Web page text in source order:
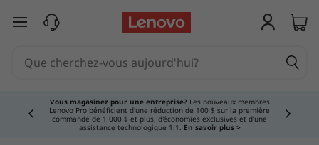
passer au contenu principal
Vous magasinez pour une entreprise?Les nouveaux membres
Lenovo Pro bénéficient d'une réduction de 100 $ sur la première
commande de 1 000 $ et plus, d'économies exclusives et d'une
assistance technologique 1:1. En savoir plus >
Currently displaying item 3 of 5